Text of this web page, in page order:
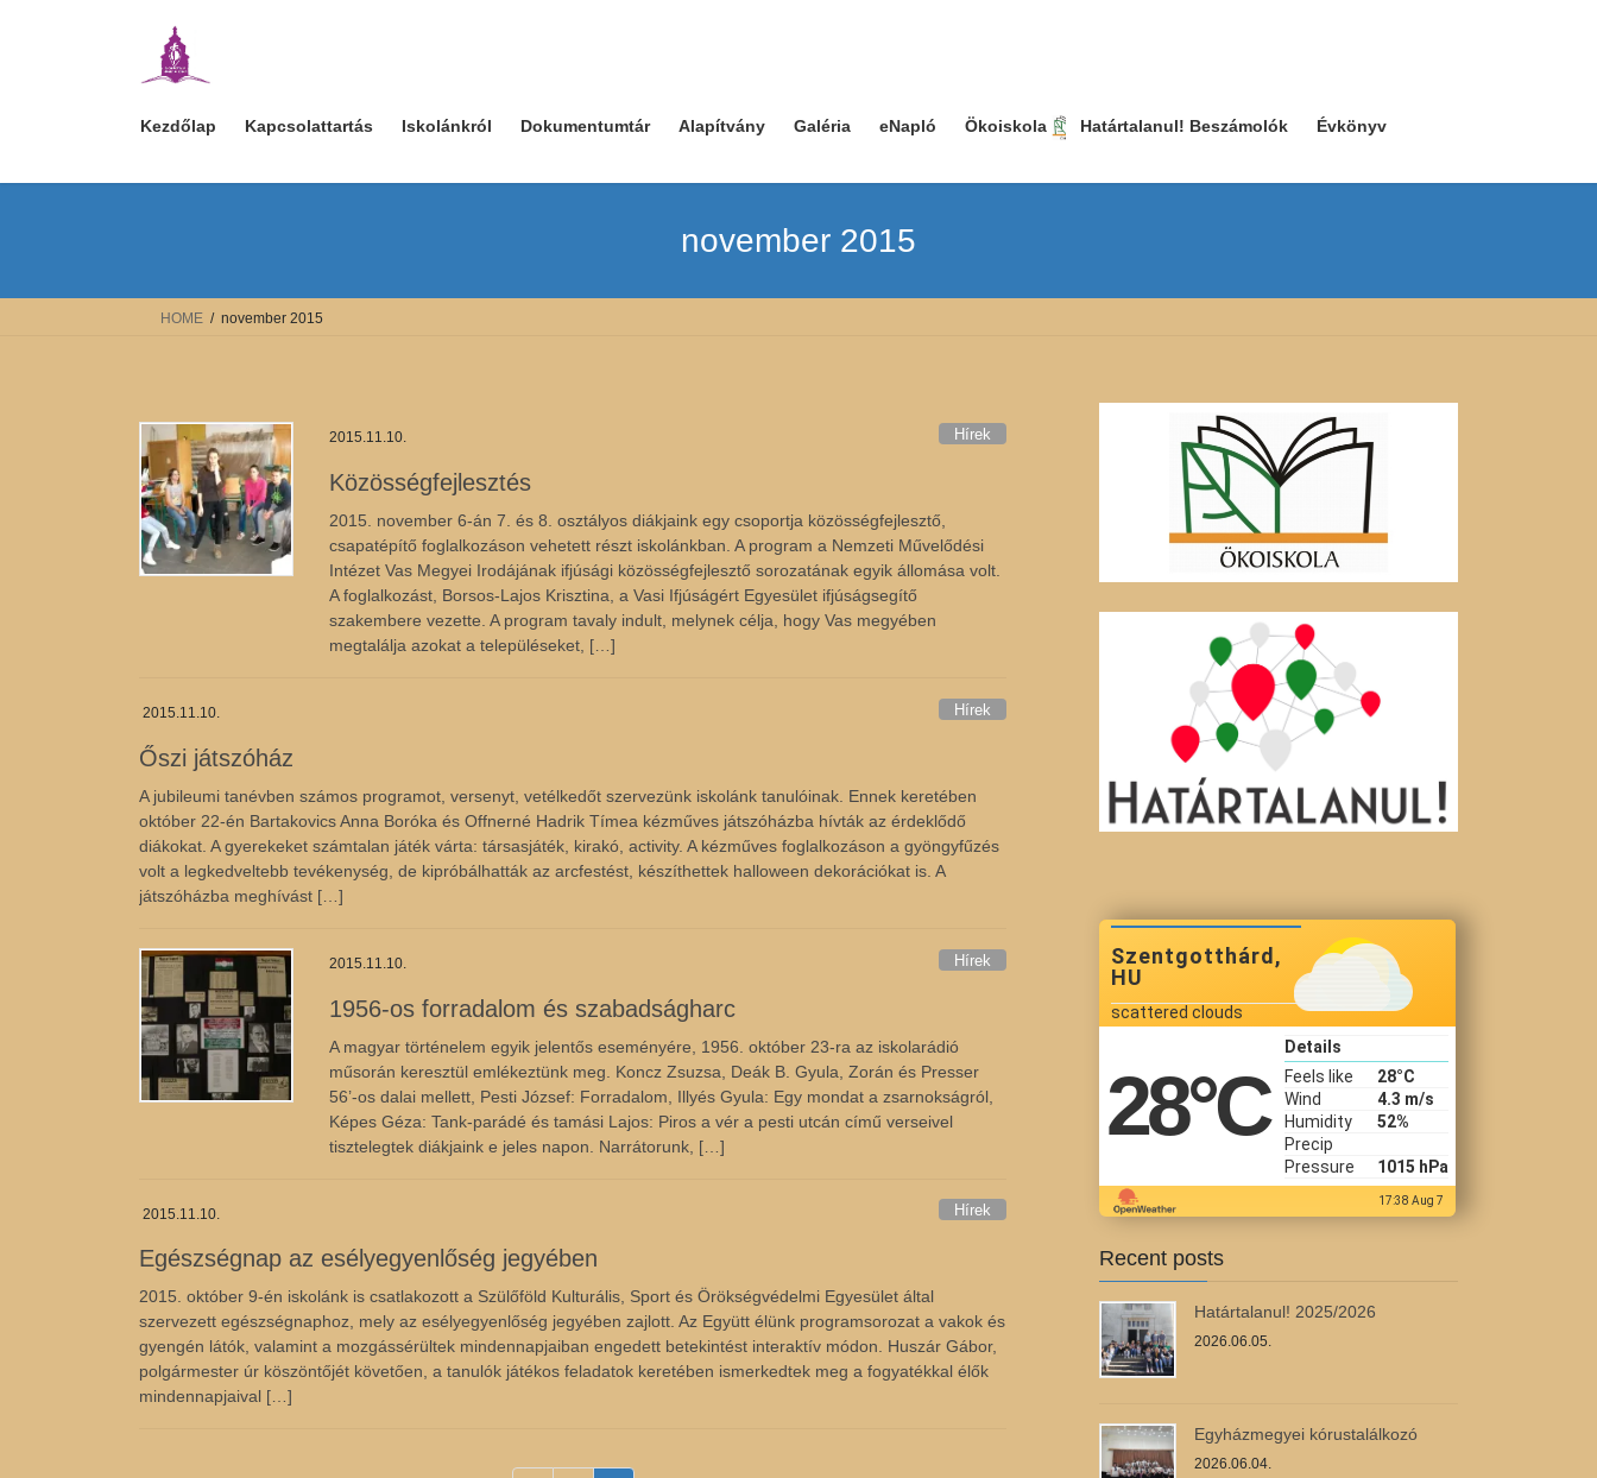
Kezdőlap Kapcsolattartás Iskolánkról Dokumentumtár Alapítvány Galéria eNapló Ökoiskola Határtalanul! Beszámolók Évkönyv
november 2015
HOME november 2015
2015.11.10. Hírek
Közösségfejlesztés
2015. november 6-án 7. és 8. osztályos diákjaink egy csoportja közösségfejlesztő,
csapatépítő foglalkozáson vehetett részt iskolánkban. A program a Nemzeti Művelődési
Intézet Vas Megyei Irodájának ifjúsági közösségfejlesztő sorozatának egyik állomása volt.
A foglalkozást, Borsos-Lajos Krisztina, a Vasi Ifjúságért Egyesület ifjúságsegítő
szakembere vezette. A program tavaly indult, melynek célja, hogy Vas megyében
megtalálja azokat a településeket, […]
2015.11.10. Hírek
Őszi játszóház
A jubileumi tanévben számos programot, versenyt, vetélkedőt szervezünk iskolánk tanulóinak. Ennek keretében
október 22-én Bartakovics Anna Boróka és Offnerné Hadrik Tímea kézműves játszóházba hívták az érdeklődő
diákokat. A gyerekeket számtalan játék várta: társasjáték, kirakó, activity. A kézműves foglalkozáson a gyöngyfűzés
volt a legkedveltebb tevékenység, de kipróbálhatták az arcfestést, készíthettek halloween dekorációkat is. A
játszóházba meghívást […]
2015.11.10. Hírek
1956-os forradalom és szabadságharc
A magyar történelem egyik jelentős eseményére, 1956. október 23-ra az iskolarádió
műsorán keresztül emlékeztünk meg. Koncz Zsuzsa, Deák B. Gyula, Zorán és Presser
56’-os dalai mellett, Pesti József: Forradalom, Illyés Gyula: Egy mondat a zsarnokságról,
Képes Géza: Tank-parádé és tamási Lajos: Piros a vér a pesti utcán című verseivel
tisztelegtek diákjaink e jeles napon. Narrátorunk, […]
2015.11.10. Hírek
Egészségnap az esélyegyenlőség jegyében
2015. október 9-én iskolánk is csatlakozott a Szülőföld Kulturális, Sport és Örökségvédelmi Egyesület által
szervezett egészségnaphoz, mely az esélyegyenlőség jegyében zajlott. Az Együtt élünk programsorozat a vakok és
gyengén látók, valamint a mozgássérültek mindennapjaiban engedett betekintést interaktív módon. Huszár Gábor,
polgármester úr köszöntőjét követően, a tanulók játékos feladatok keretében ismerkedtek meg a fogyatékkal élők
mindennapjaival […]
Szentgotthárd,
HU
scattered clouds
28°C
Details
Feels like
28°C
Wind
4.3 m/s
Humidity
52%
Precip
Pressure
1015 hPa
17:38 Aug 7
Recent posts
Határtalanul! 2025/2026
2026.06.05.
Egyházmegyei kórustalálkozó
2026.06.04.